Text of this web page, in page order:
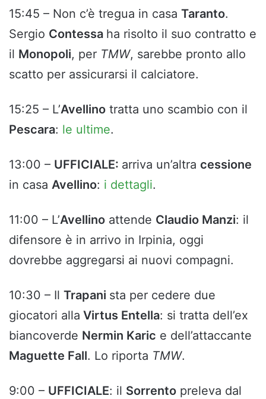
15:45 – Non c’è tregua in casa Taranto.
Sergio Contessa ha risolto il suo contratto e
il Monopoli, per TMW, sarebbe pronto allo
scatto per assicurarsi il calciatore.
15:25 – L’Avellino tratta uno scambio con il
Pescara: le ultime.
13:00 – UFFICIALE: arriva un’altra cessione
in casa Avellino: i dettagli.
11:00 – L’Avellino attende Claudio Manzi: il
difensore è in arrivo in Irpinia, oggi
dovrebbe aggregarsi ai nuovi compagni.
10:30 – Il Trapani sta per cedere due
giocatori alla Virtus Entella: si tratta dell’ex
biancoverde Nermin Karic e dell’attaccante
Maguette Fall. Lo riporta TMW.
9:00 – UFFICIALE: il Sorrento preleva dal